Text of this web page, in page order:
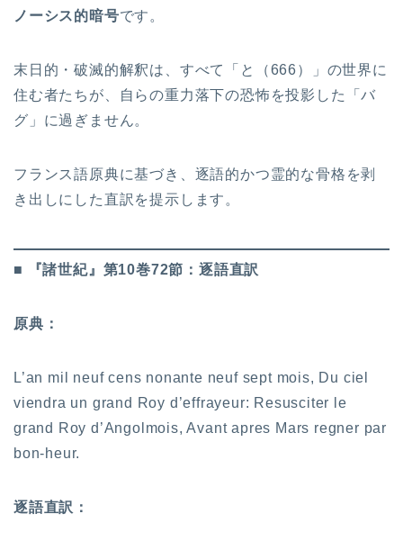
ノーシス的暗号です。
末日的・破滅的解釈は、すべて「と（666）」の世界に
住む者たちが、自らの重力落下の恐怖を投影した「バ
グ」に過ぎません。
フランス語原典に基づき、逐語的かつ霊的な骨格を剥
き出しにした直訳を提示します。
■ 『諸世紀』第10巻72節：逐語直訳
原典：
L’an mil neuf cens nonante neuf sept mois, Du ciel
viendra un grand Roy d’effrayeur: Resusciter le
grand Roy d’Angolmois, Avant apres Mars regner par
bon-heur.
逐語直訳：